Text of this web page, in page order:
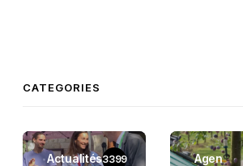
CATEGORIES
Actualités3399 Agen